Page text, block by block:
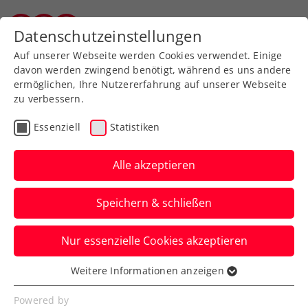
Zurück zur Newsübersicht
Verbands-Info
Energiekostenzuschuss:
Registrierung bis Mitte
November erforderlich
Für alle Tennisvereine und
Hallenbetreiber gibt es wichtige, neue
Informationen zum Thema Energiekosten.
Verfasst von: Manuel Wachta, 13.10.2022
Datenschutzeinstellungen
Auf unserer Webseite werden Cookies verwendet. Einige
davon werden zwingend benötigt, während es uns andere
ermöglichen, Ihre Nutzererfahrung auf unserer Webseite
zu verbessern.
Essenziell Statistiken
Alle akzeptieren
Speichern & schließen
Nur essenzielle Cookies akzeptieren
Essenziell
Essenzielle Cookies werden für grundlegende
Weitere Informationen anzeigen
Powered by